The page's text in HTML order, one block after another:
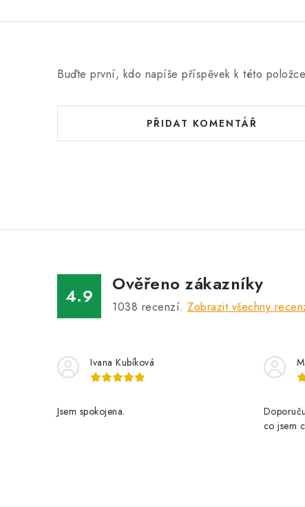
c
n
Buďte první, kdo napíše příspěvek k této
PŘIDAT KOMENTÁŘ
4.9
Ověřeno zákazníky
1038 recenzí. Zobrazit všechny
Ivana Kubíková
Jsem spokojena.
co jsem